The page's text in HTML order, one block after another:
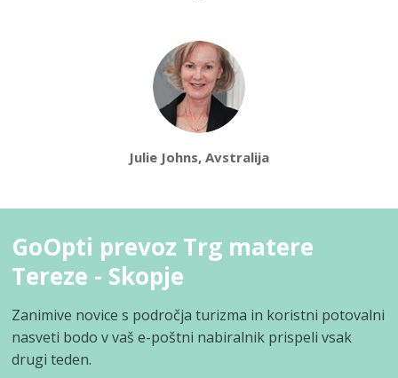
Julie Johns, Avstralija
GoOpti prevoz Trg matere
Tereze - Skopje
Zanimive novice s področja turizma in koristni potovalni
nasveti bodo v vaš e-poštni nabiralnik prispeli vsak
drugi teden.